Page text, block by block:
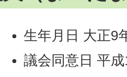
生年月日 大正9
議会同意日 平